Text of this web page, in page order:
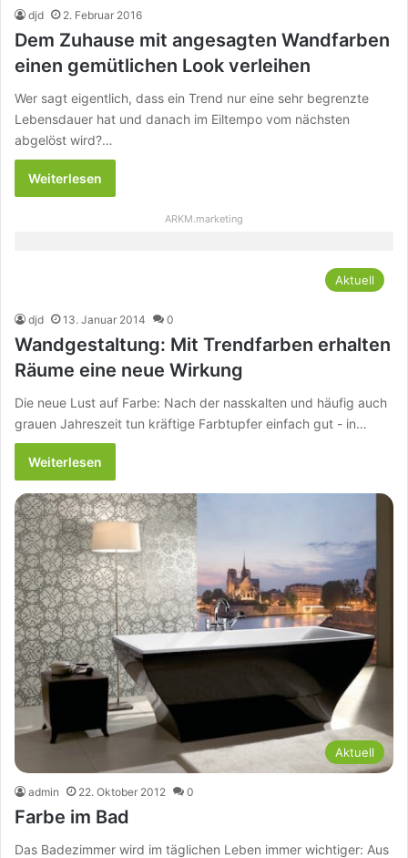
djd 2. Februar 2016
Dem Zuhause mit angesagten Wandfarben
einen gemütlichen Look verleihen
Wer sagt eigentlich, dass ein Trend nur eine sehr begrenzte
Lebensdauer hat und danach im Eiltempo vom nächsten
abgelöst wird?…
Weiterlesen
ARKM.marketing
Aktuell
djd 13. Januar 2014 0
Wandgestaltung: Mit Trendfarben erhalten
Räume eine neue Wirkung
Die neue Lust auf Farbe: Nach der nasskalten und häufig auch
grauen Jahreszeit tun kräftige Farbtupfer einfach gut - in…
Weiterlesen
Aktuell
admin 22. Oktober 2012 0
Farbe im Bad
Das Badezimmer wird im täglichen Leben immer wichtiger: Aus